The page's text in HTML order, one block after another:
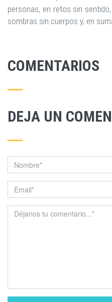
personas, en retos sin
sombras sin cuerpos y, en
COMENTARIOS
DEJA UN